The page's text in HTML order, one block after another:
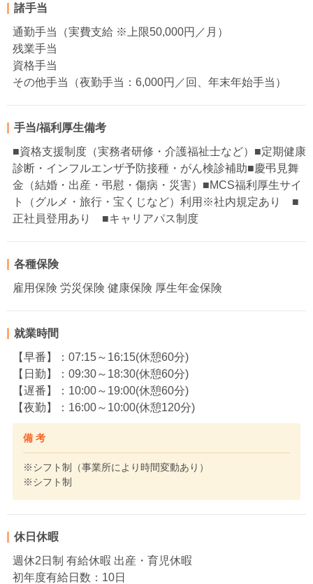
諸手当
通勤手当（実費支給 ※上限50,000円／月）
残業手当
資格手当
その他手当（夜勤手当：6,000円／回、年末年始手当）
手当/福利厚生備考
■資格支援制度（実務者研修・介護福祉士など）■定期健康
診断・インフルエンザ予防接種・がん検診補助■慶弔見舞
金（結婚・出産・弔慰・傷病・災害）■MCS福利厚生サイ
ト（グルメ・旅行・宝くじなど）利用※社内規定あり ■
正社員登用あり ■キャリアパス制度
各種保険
雇用保険 労災保険 健康保険 厚生年金保険
就業時間
【早番】：07:15～16:15(休憩60分)
【日勤】：09:30～18:30(休憩60分)
【遅番】：10:00～19:00(休憩60分)
【夜勤】：16:00～10:00(休憩120分)
備 考
※シフト制（事業所により時間変動あり）
※シフト制
休日休暇
週休2日制 有給休暇 出産・育児休暇
初年度有給日数：10日